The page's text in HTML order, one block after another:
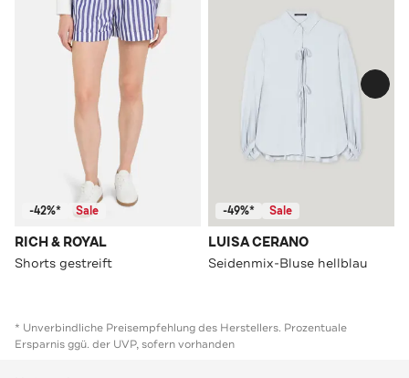
-42%* Sale
RICH & ROYAL
Shorts gestreift
-49%* Sale
LUISA CERANO
Seidenmix-Bluse hellblau
* Unverbindliche Preisempfehlung des Herstellers. Prozentuale
Ersparnis ggü. der UVP, sofern vorhanden